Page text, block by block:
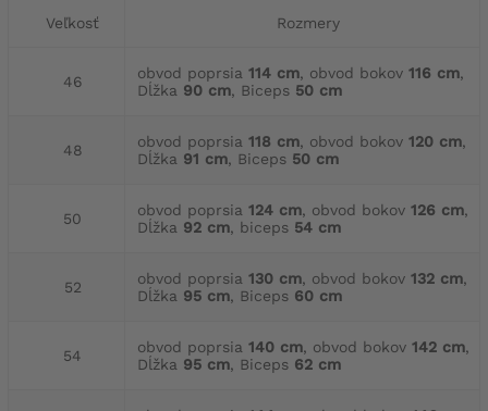
Veľkosť Rozmery
46 obvod poprsia 114 cm, obvod bokov 116 cm,
Dĺžka 90 cm, Biceps 50 cm
48 obvod poprsia 118 cm, obvod bokov 120 cm,
Dĺžka 91 cm, Biceps 50 cm
50 obvod poprsia 124 cm, obvod bokov 126 cm,
Dĺžka 92 cm, biceps 54 cm
52 obvod poprsia 130 cm, obvod bokov 132 cm,
Dĺžka 95 cm, Biceps 60 cm
54 obvod poprsia 140 cm, obvod bokov 142 cm,
Dĺžka 95 cm, Biceps 62 cm